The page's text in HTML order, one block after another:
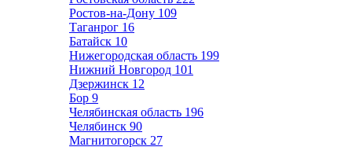
Ростов-на-Дону 109
Таганрог 16
Батайск 10
Нижегородская область 199
Нижний Новгород 101
Дзержинск 12
Бор 9
Челябинская область 196
Челябинск 90
Магнитогорск 27